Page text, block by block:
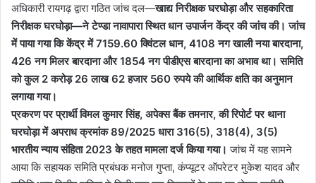
अधिकारी रायगढ़ द्वारा गठित जांच दल—खाद्य निरीक्षक घरघोड़ा और सहकारिता
निरीक्षक घरघोड़ा—ने टेण्डा नावापारा स्थित धान उपार्जन केंद्र की जांच की। जांच
में पाया गया कि केंद्र में 7159.60 क्विंटल धान, 4108 नग खाली नया बारदाना,
426 नग मिलर बारदाना और 1854 नग पीडीएस बारदाना का अभाव था। समिति
को कुल 2 करोड़ 26 लाख 62 हजार 560 रुपये की आर्थिक क्षति का अनुमान
लगाया गया।
प्रकरण पर प्रार्थी विमल कुमार सिंह, अपेक्स बैंक तमनार, की रिपोर्ट पर थाना
घरघोड़ा में अपराध क्रमांक 89/2025 धारा 316(5), 318(4), 3(5)
भारतीय न्याय संहिता 2023 के तहत मामला दर्ज किया गया। जांच में यह सामने
आया कि सहायक समिति प्रबंधक मनोज गुप्ता, कंप्यूटर ऑपरेटर मुकेश यादव और